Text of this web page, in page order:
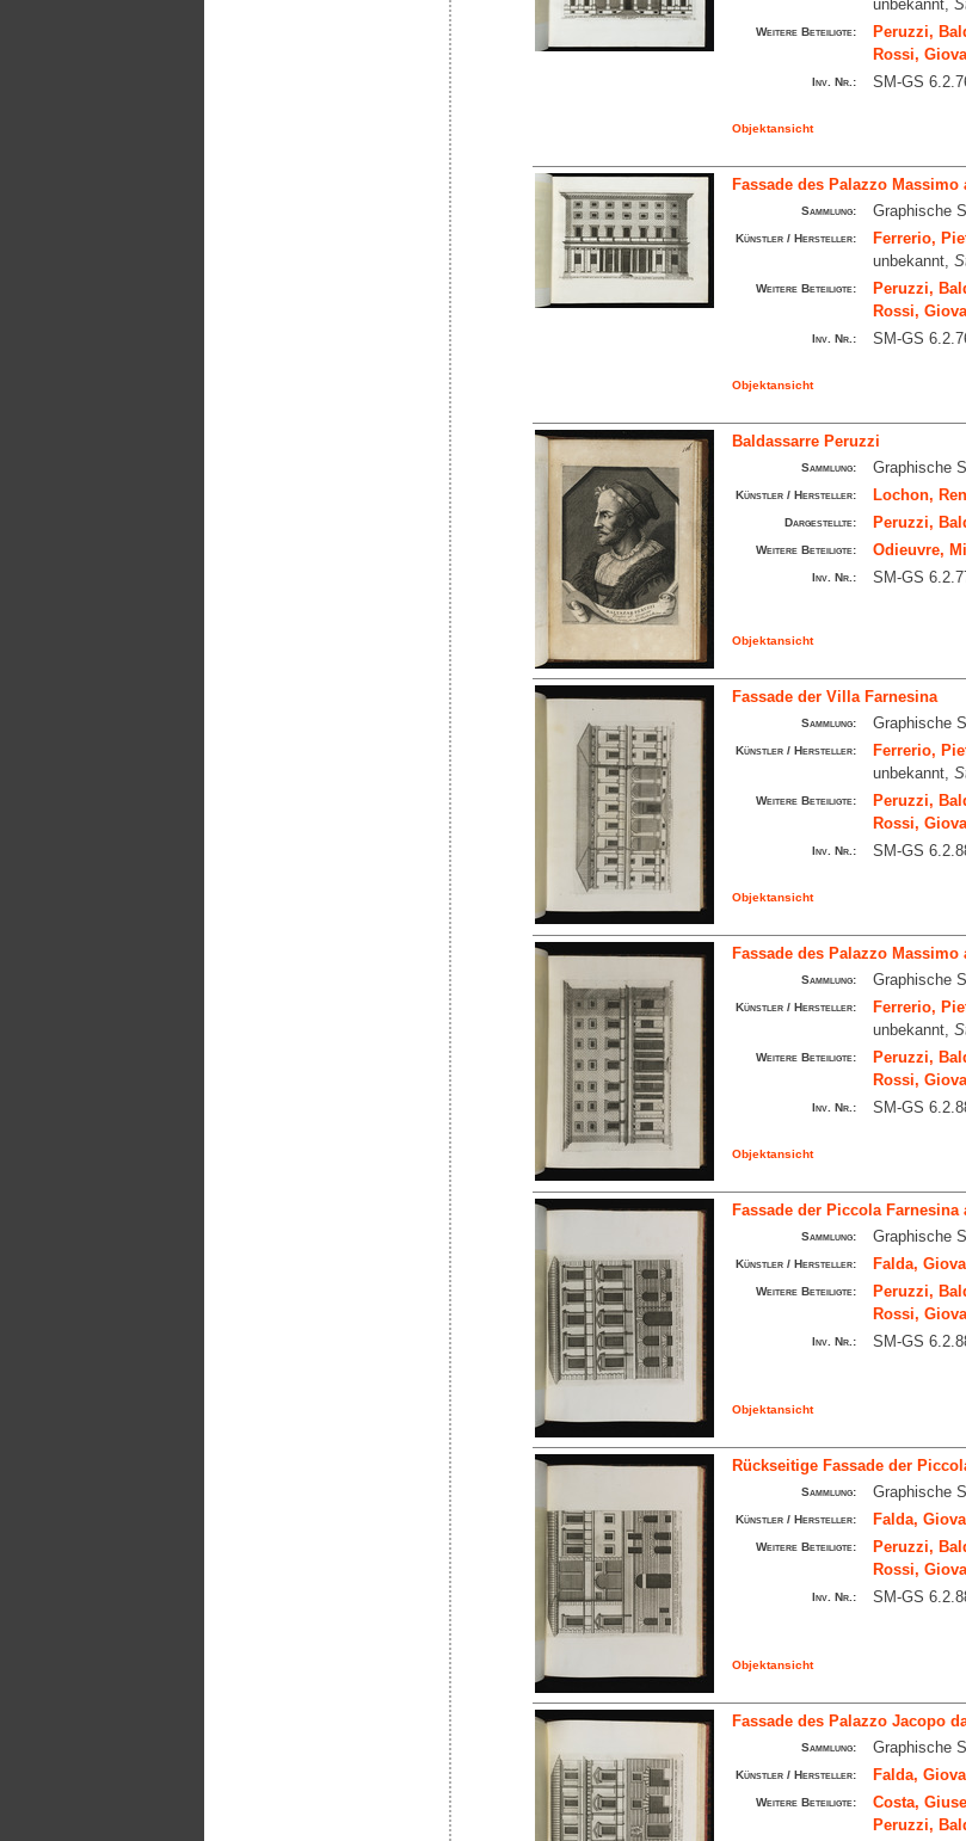
unbekannt,
Weitere Beteiligte: Peruzzi,
Rossi,
Inv. Nr.: SM-GS
Objektansicht
Fassade des Palazzo Massimo
Sammlung: Graphische
Künstler / Hersteller: Ferrerio,
unbekannt,
Weitere Beteiligte: Peruzzi,
Rossi,
Inv. Nr.: SM-GS
Objektansicht
Baldassarre Peruzzi
Sammlung: Graphische
Künstler / Hersteller: Lochon,
Dargestellte: Peruzzi,
Weitere Beteiligte: Odieuvre,
Inv. Nr.: SM-GS
Objektansicht
Fassade der Villa Farnesina
Sammlung: Graphische
Künstler / Hersteller: Ferrerio,
unbekannt,
Weitere Beteiligte: Peruzzi,
Rossi,
Inv. Nr.: SM-GS
Objektansicht
Fassade des Palazzo Massimo
Sammlung: Graphische
Künstler / Hersteller: Ferrerio,
unbekannt,
Weitere Beteiligte: Peruzzi,
Rossi,
Inv. Nr.: SM-GS
Objektansicht
Fassade der Piccola Farnesina
Sammlung: Graphische
Künstler / Hersteller: Falda,
Weitere Beteiligte: Peruzzi,
Rossi,
Inv. Nr.: SM-GS
Objektansicht
Rückseitige Fassade der
Sammlung: Graphische
Künstler / Hersteller: Falda,
Weitere Beteiligte: Peruzzi,
Rossi,
Inv. Nr.: SM-GS
Objektansicht
Fassade des Palazzo Jacopo
Sammlung: Graphische
Künstler / Hersteller: Falda,
Weitere Beteiligte: Costa,
Peruzzi,